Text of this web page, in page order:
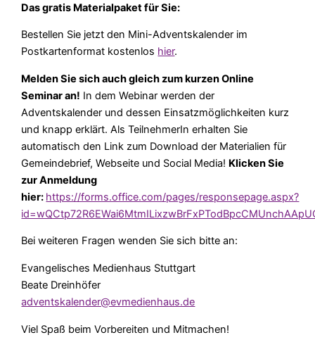
Das gratis Materialpaket für Sie:
Bestellen Sie jetzt den Mini-Adventskalender im
Postkartenformat kostenlos hier.
Melden Sie sich auch gleich zum kurzen Online
Seminar an! In dem Webinar werden der
Adventskalender und dessen Einsatzmöglichkeiten kurz
und knapp erklärt. Als TeilnehmerIn erhalten Sie
automatisch den Link zum Download der Materialien für
Gemeindebrief, Webseite und Social Media! Klicken Sie
zur Anmeldung
hier: https://forms.office.com/pages/responsepage.aspx?
Bei weiteren Fragen wenden Sie sich bitte an:
Evangelisches Medienhaus Stuttgart
Beate Dreinhöfer
adventskalender@evmedienhaus.de
Viel Spaß beim Vorbereiten und Mitmachen!